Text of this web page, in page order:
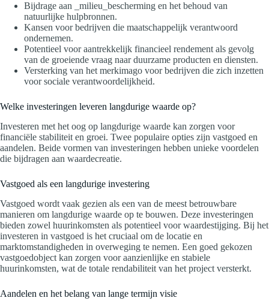
Bijdrage aan _milieu_bescherming en het behoud van
natuurlijke hulpbronnen.
Kansen voor bedrijven die maatschappelijk verantwoord
ondernemen.
Potentieel voor aantrekkelijk financieel rendement als gevolg
van de groeiende vraag naar duurzame producten en diensten.
Versterking van het merkimago voor bedrijven die zich inzetten
voor sociale verantwoordelijkheid.
Welke investeringen leveren langdurige waarde op?
Investeren met het oog op langdurige waarde kan zorgen voor
financiële stabiliteit en groei. Twee populaire opties zijn vastgoed en
aandelen. Beide vormen van investeringen hebben unieke voordelen
die bijdragen aan waardecreatie.
Vastgoed als een langdurige investering
Vastgoed wordt vaak gezien als een van de meest betrouwbare
manieren om langdurige waarde op te bouwen. Deze investeringen
bieden zowel huurinkomsten als potentieel voor waardestijging. Bij het
investeren in vastgoed is het cruciaal om de locatie en
marktomstandigheden in overweging te nemen. Een goed gekozen
vastgoedobject kan zorgen voor aanzienlijke en stabiele
huurinkomsten, wat de totale rendabiliteit van het project versterkt.
Aandelen en het belang van lange termijn visie